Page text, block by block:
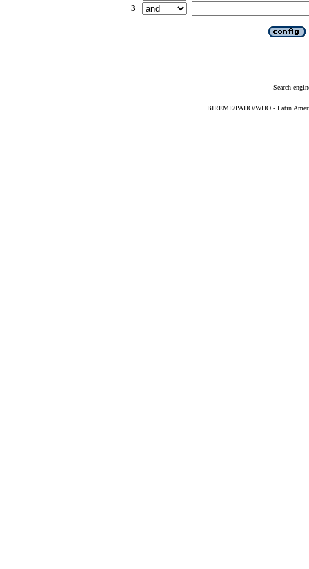
3
Search
BIREME/PAHO/WHO - Latin